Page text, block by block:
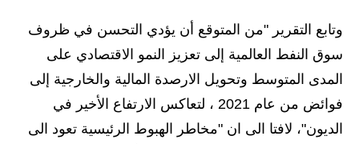
المرحلة الاعدادية
ملازم دراسية
المرحلة الابتدائية
وتابع التقرير "من المتوقع أن يؤدي التحسن في ظروف
سوق النفط العالمية إلى تعزيز النمو الاقتصادي على
المدى المتوسط وتحويل الارصدة المالية والخارجية إلى
فوائض من عام 2021 ، لتعاكس الارتفاع الأخير في
الديون"، لافتا الى ان "مخاطر الهبوط الرئيسية تعود الى